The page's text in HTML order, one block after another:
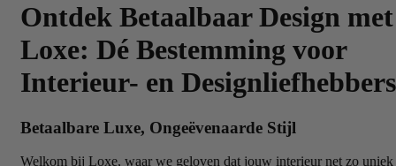
Ontdek Betaalbaar Design met
Loxe: Dé Bestemming voor
Interieur- en Designliefhebbers
Betaalbare Luxe, Ongeëvenaarde Stijl
Welkom bij Loxe, waar we geloven dat jouw interieur net zo uniek